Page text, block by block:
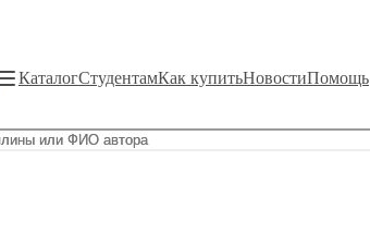
КаталогСтудентамКак купитьНовостиПомощь